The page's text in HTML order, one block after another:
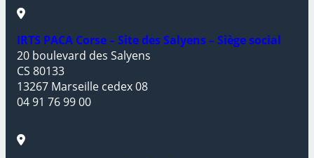
IRTS PACA Corse – Site des Salyens – Siège social
20 boulevard des Salyens
CS 80133
13267 Marseille cedex 08
04 91 76 99 00